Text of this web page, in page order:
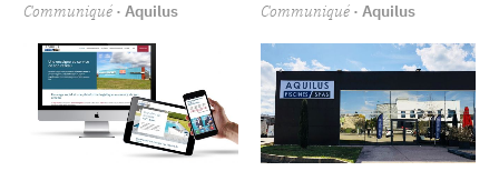
Communiqué · Aquilus
Communiqué · Aquilus